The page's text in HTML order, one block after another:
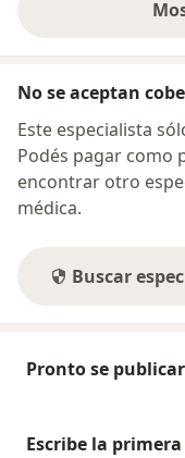
No se aceptan
Este especialista
Podés pagar como
encontrar otro
médica.
Buscar
Pronto se
Escribe la